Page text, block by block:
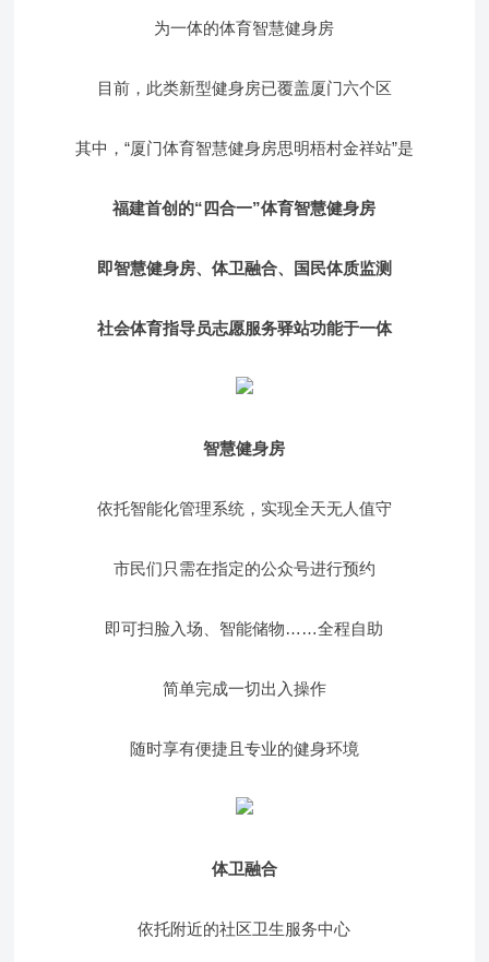
为一体的体育智慧健身房
目前，此类新型健身房已覆盖厦门六个区
其中，“厦门体育智慧健身房思明梧村金祥站”是
福建首创的“四合一”体育智慧健身房
即智慧健身房、体卫融合、 国民体质监测
社会体育指导员志愿服务驿站功能于一体
智慧健身房
依托智能化管理系统，实现全天无人值守
市民们只需在指定的公众号进行预约
即可扫脸入场、智能储物……全程自助
简单完成一切出入操作
随时享有便捷且专业的健身环境
体卫融合
依托附近的社区卫生服务中心